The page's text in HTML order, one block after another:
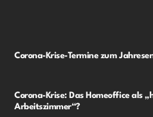
Corona-Krise-Termine zum
Corona-Krise: Das Homeoffice als
Arbeitszimmer“?